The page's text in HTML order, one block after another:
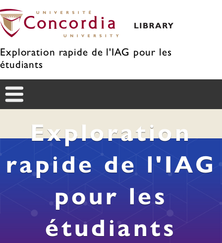
Exploration rapide de l'IAG pour les
étudiants
Exploration
rapide de l'IAG
pour les
étudiants